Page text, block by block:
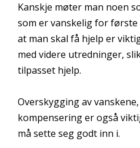
Kanskje møter man noen
som er vanskelig for
at man skal få hjelp er
med videre utredninger,
tilpasset hjelp.
Overskygging av
kompensering er også
må sette seg godt inn i.